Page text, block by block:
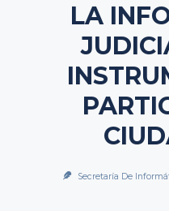
LA
Secretaría De